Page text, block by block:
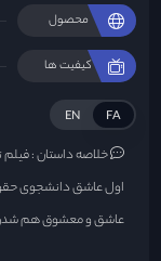
محصول
کیفیت ها
FA
EN
خلاصه داستان :فیلم
اول عاشق دانشجوی
عاشق و معشوق هم